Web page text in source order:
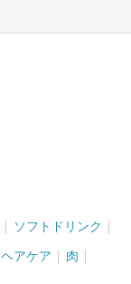
ソフトドリンク
ヘアケア 肉